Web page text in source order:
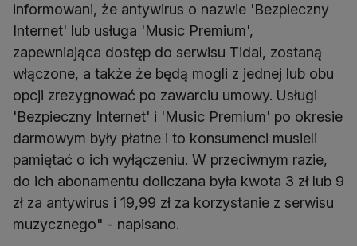
informowani, że antywirus o nazwie 'Bezpieczny
Internet' lub usługa 'Music Premium',
zapewniająca dostęp do serwisu Tidal, zostaną
włączone, a także że będą mogli z jednej lub obu
opcji zrezygnować po zawarciu umowy. Usługi
'Bezpieczny Internet' i 'Music Premium' po okresie
darmowym były płatne i to konsumenci musieli
pamiętać o ich wyłączeniu. W przeciwnym razie,
do ich abonamentu doliczana była kwota 3 zł lub 9
zł za antywirus i 19,99 zł za korzystanie z serwisu
muzycznego" - napisano.